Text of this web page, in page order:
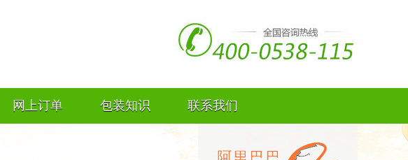
网上订单 包装知识 联系我们